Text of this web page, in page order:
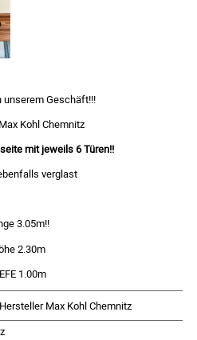
unserem Geschäft!!!
Kohl Chemnitz
mit jeweils 6 Türen!!
verglast
3.05m!!
2.30m
1.00m
Max Kohl Chemnitz